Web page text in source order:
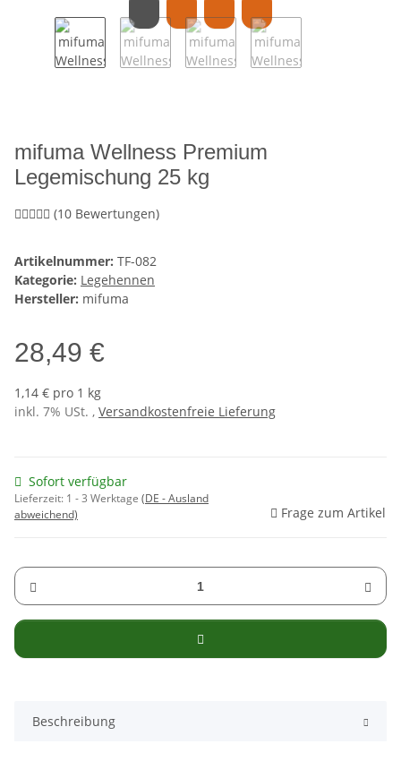
mifuma Wellness Premium
Legemischung 25 kg
(10 Bewertungen)
Artikelnummer: TF-082
Kategorie: Legehennen
Hersteller: mifuma
28,49 €
1,14 € pro 1 kg
inkl. 7% USt. , Versandkostenfreie Lieferung
Sofort verfügbar
Lieferzeit: 1 - 3 Werktage (DE - Ausland
abweichend)
Frage zum Artikel
Beschreibung